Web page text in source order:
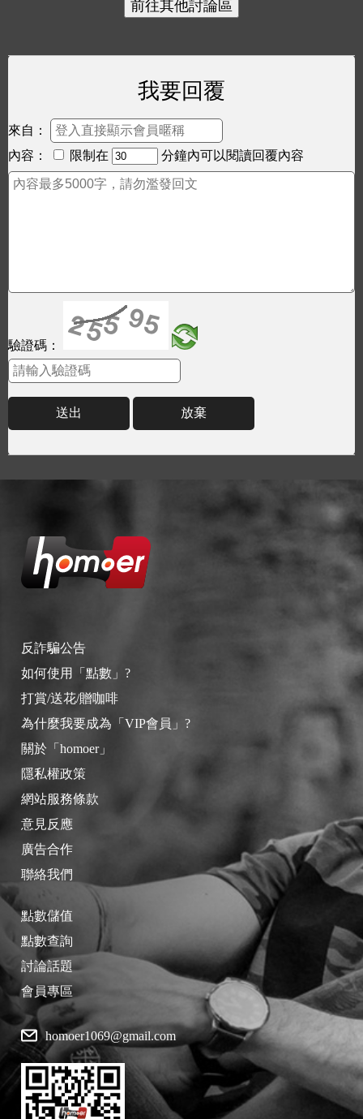
我要回覆
來自：
內容：
限制在 分鐘內可以閱讀回覆內容
驗證碼：
送出 放棄
反詐騙公告
如何使用「點數」?
打賞/送花/贈咖啡
為什麼我要成為「VIP會員」?
關於「homoer」
隱私權政策
網站服務條款
意見反應
廣告合作
聯絡我們
點數儲值
點數查詢
討論話題
會員專區
homoer1069@gmail.com